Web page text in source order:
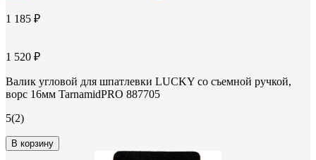
1 185 ₽
1 520 ₽
Валик угловой для шпатлевки LUCKY со съемной ручкой,
ворс 16мм TarnamidPRO 887705
5(2)
В корзину